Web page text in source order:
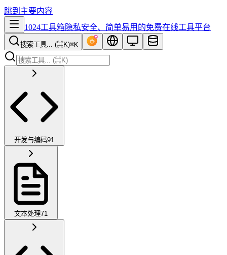
跳到主要内容
1024工具箱隐私安全、简单易用的免费在线工具平台
搜索工具... (⌘K)⌘K
开发与编码91
文本处理71